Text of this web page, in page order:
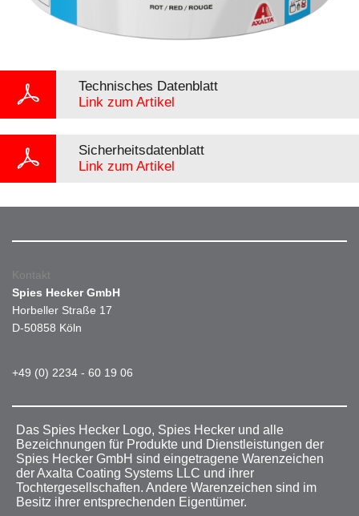
Technisches Datenblatt
Link zum Artikel
Sicherheitsdatenblatt
Link zum Artikel
Kontakt
Spies Hecker GmbH
Horbeller Straße 17
D-50858 Köln
+49 (0) 2234 - 60 19 06
Das Spies Hecker Logo, Spies Hecker und alle
Bezeichnungen für Produkte und Dienstleistungen der
Spies Hecker GmbH sind eingetragene Warenzeichen
der Axalta Coating Systems LLC und ihrer
Tochtergesellschaften. Andere Warenzeichen sind im
Besitz ihrer entsprechenden Eigentümer.